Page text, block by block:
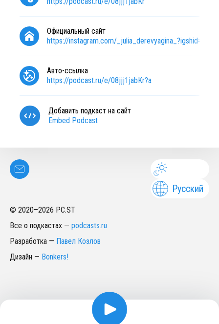
Официальный сайт
https://instagram.com/
Авто-ссылка
https://podcast.ru/e/08jjj1jabKr?a
Добавить подкаст на сайт
Embed Podcast
Русский
© 2020–2026 PC.ST
Все о подкастах — podcasts.ru
Разработка — Павел Козлов
Дизайн — Bonkers!